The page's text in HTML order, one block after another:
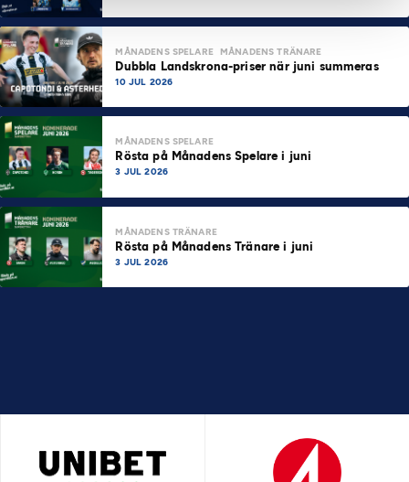
MÅNADENS SPELARE MÅNADENS TRÄNARE
Dubbla Landskrona-priser när juni summeras
10 JUL 2026
MÅNADENS SPELARE
Rösta på Månadens Spelare i juni
3 JUL 2026
MÅNADENS TRÄNARE
Rösta på Månadens Tränare i juni
3 JUL 2026